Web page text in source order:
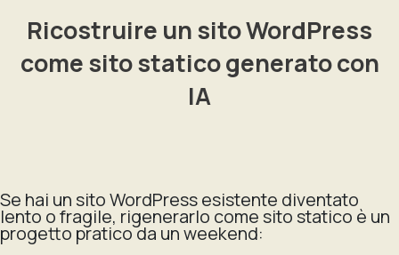
Ricostruire un sito WordPress
come sito statico generato con
IA
Se hai un sito WordPress esistente diventato
lento o fragile, rigenerarlo come sito statico è un
progetto pratico da un weekend: